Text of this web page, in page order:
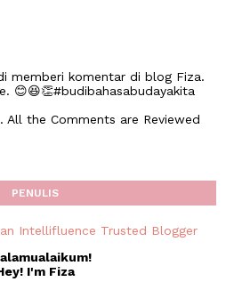
memberi komentar di blog Fiza.
😊😆👏#budibahasabudayakita
All the Comments are Reviewed
PENULIS
I'm Fiza